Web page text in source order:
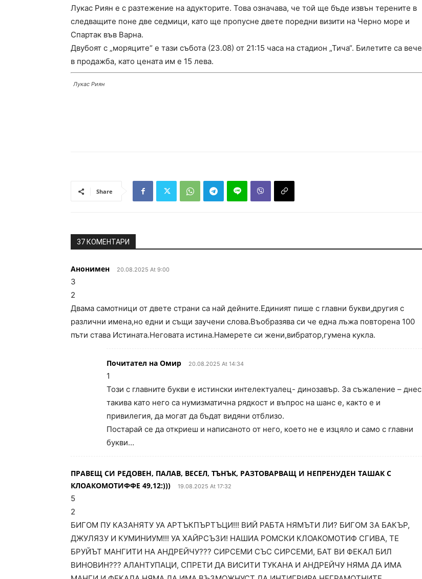
Лукас Риян е с разтежение на адукторите. Това означава, че той ще бъде извън терените в
следващите поне две седмици, като ще пропусне двете поредни визити на Черно море и
Спартак във Варна.
Двубоят с „моряците“ е тази събота (23.08) от 21:15 часа на стадион „Тича“. Билетите са вече
в продажба, като цената им е 15 лева.
Лукас Риян
Share
37 КОМЕНТАРИ
Анонимен 20.08.2025 At 9:00
3
2
Двама самотници от двете страни са най дейните.Единият пише с главни букви,другия с
различни имена,но едни и същи заучени слова.Въобразява си че една лъжа повторена 100
пъти става Истината.Неговата истина.Намерете си жени,вибратор,гумена кукла.
Почитател на Омир 20.08.2025 At 14:34
1
Този с главните букви е истински интелектуалец- динозавър. За съжаление – днес
такива като него са нумизматична рядкост и въпрос на шанс е, както е и
привилегия, да могат да бъдат видяни отблизо.
Постарай се да откриеш и написаното от него, което не е изцяло и само с главни
букви…
ПРАВЕЩ СИ РЕДОВЕН, ПАЛАВ, ВЕСЕЛ, ТЪНЪК, РАЗТОВАРВАЩ И НЕПРЕНУДЕН ТАШАК С
КЛОАКОМОТИФФЕ 49,12:)))
19.08.2025 At 17:32
5
2
БИГОМ ПУ КАЗАНЯТУ УА АРТЪКПЪРТЪЦИ!!! ВИЙ РАБТА НЯМЪТИ ЛИ? БИГОМ ЗА БАКЪР,
ДЖУЛЯЗУ И КУМИНИУМ!!! УА ХАЙРСЪЗИ! НАШИА РОМСКИ КЛОАКОМОТИФ СГИВА, ТЕ
БРУЙЪТ МАНГИТИ НА АНДРЕЙЧУ??? СИРСЕМИ СЪС СИРСЕМИ, БАТ ВИ ФЕКАЛ БИЛ
ВИНОВИН??? АЛАНТУПАЦИ, СПРЕТИ ДА ВИСИТИ ТУКАНА И АНДРЕЙЧУ НЯМА ДА ИМА